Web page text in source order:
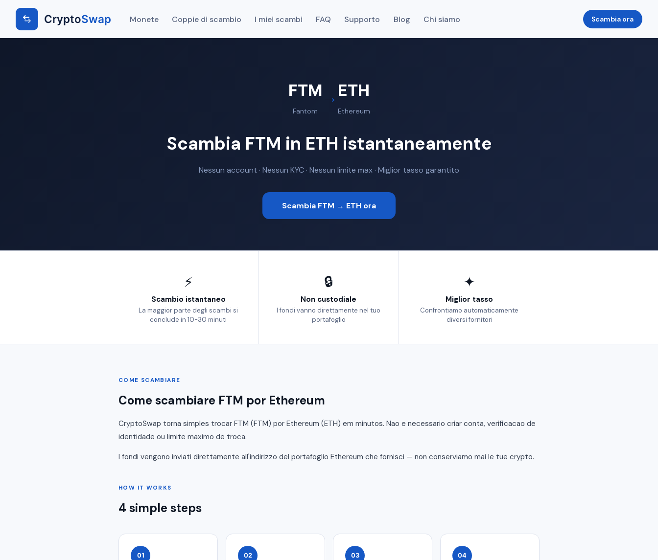
CryptoSwap Monete Coppie di scambio I miei scambi FAQ Supporto Blog Chi siamo Scambia ora
FTM
Fantom
→ ETH
Ethereum
Scambia FTM in ETH istantaneamente
Nessun account · Nessun KYC · Nessun limite max · Miglior tasso garantito
Scambia FTM → ETH ora
⚡
Scambio istantaneo
La maggior parte degli scambi si
conclude in 10-30 minuti
🔒
Non custodiale
I fondi vanno direttamente nel tuo
portafoglio
✦
Miglior tasso
Confrontiamo automaticamente
diversi fornitori
COME SCAMBIARE
Come scambiare FTM por Ethereum
CryptoSwap torna simples trocar FTM (FTM) por Ethereum (ETH) em minutos. Nao e necessario criar conta, verificacao de
identidade ou limite maximo de troca.
I fondi vengono inviati direttamente all'indirizzo del portafoglio Ethereum che fornisci — non conserviamo mai le tue crypto.
HOW IT WORKS
4 simple steps
01 02 03 04